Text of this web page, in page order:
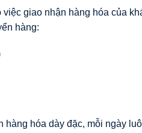
giao nhận hàng hóa của
hàng:
hóa dày đặc, mỗi ngày